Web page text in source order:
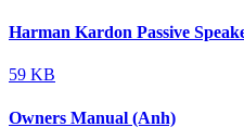
Harman Kardon Passive
59 KB
Owners Manual (Anh)